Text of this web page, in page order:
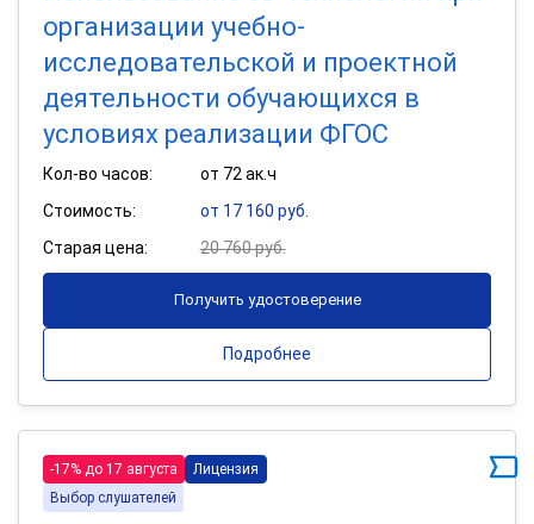
организации учебно-
исследовательской и проектной
деятельности обучающихся в
условиях реализации ФГОС
Кол-во часов:
от 72 ак.ч
Стоимость:
от 17 160 руб.
Старая цена:
20 760 руб.
Получить удостоверение
Подробнее
-17% до 17 августа
Лицензия
Выбор слушателей